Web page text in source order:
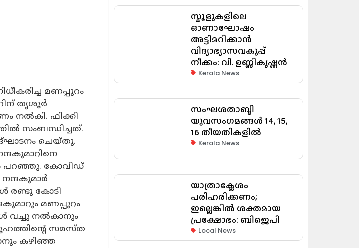
മണപ്പുറം
തൃശൂര്‍
നല്‍കി. ഫിക്കി
സംബന്ധിച്ചത്.
ചെയ്തു.
പറഞ്ഞു. കോവിഡ്
നന്ദകുമാര്‍
രണ്ടു കോടി
മണപ്പുറം
വച്ചു നല്‍കാനും
സമസ്ത
കഴിഞ്ഞ
സ്കൂളുകളിലെ
ഓണാഘോഷം
അട്ടിമറിക്കാൻ
വിദ്യാഭ്യാസവകുപ്പ്
നീക്കം: വി. ഉണ്ണികൃഷ്ണൻ
Kerala News
സംഘശതാബ്ദി
യുവസംഗമങ്ങള്‍ 14, 15,
16 തീയതികളില്‍
Kerala News
യാത്രാക്ലേശം
പരിഹരിക്കണം;
ഇല്ലെങ്കിൽ ശക്തമായ
പ്രക്ഷോഭം: ബിജെപി
Local News